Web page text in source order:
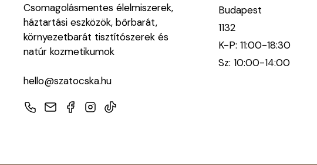
Csomagolásmentes élelmiszerek,
háztartási eszközök, bőrbarát,
környezetbarát tisztítószerek és
natúr kozmetikumok
hello@szatocska.hu
TelefonE-mailFacebook
Instagram
TikTok
Budapest
1132
K-P: 11:00-18:30
Sz: 10:00-14:00